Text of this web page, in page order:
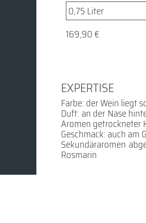
169,90 €
EXPERTISE
Farbe: der Wein liegt
Duft: an der Nase
Aromen getrockneter
Geschmack: auch am
Sekundäraromen
Rosmarin